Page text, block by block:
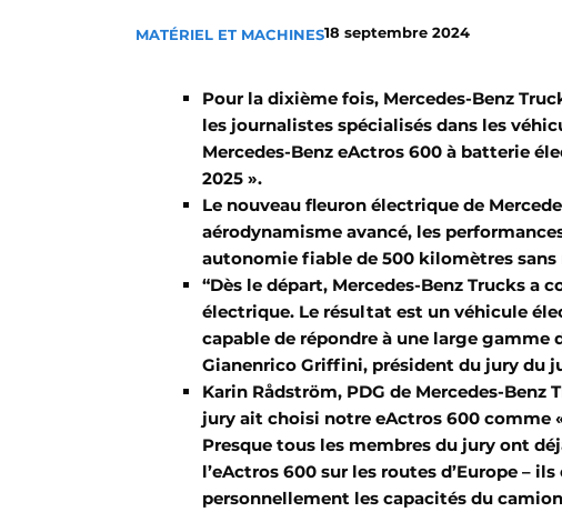
Termes et conditions
MATÉRIEL ET MACHINES18 septembre 2024
Pour la dixième fois, Mercedes-Benz
les journalistes spécialisés dans les
Mercedes-Benz eActros 600 à batterie
2025 ».
Le nouveau fleuron électrique de
aérodynamisme avancé, les
autonomie fiable de 500 kilomètres
“Dès le départ, Mercedes-Benz Trucks a
électrique. Le résultat est un véhicule
capable de répondre à une large gamme
Gianenrico Griffini, président du jury du
Karin Rådström, PDG de Mercedes-Benz
jury ait choisi notre eActros 600 comme
Presque tous les membres du jury ont
l’eActros 600 sur les routes d’Europe –
personnellement les capacités du